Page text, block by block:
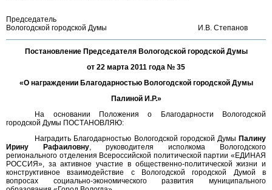
Председатель
Вологодской городской Думы
И.В. Степанов
Постановление Председателя Вологодской городской Думы
от 22 марта 2011 года № 35
«О награждении Благодарностью Вологодской городской Думы
Палиной И.Р.»
На основании Положения о Благодарности Вологодской
городской Думы ПОСТАНОВЛЯЮ:
Наградить Благодарностью Вологодской городской Думы Палину
Ирину Рафаиловну, руководителя исполкома Вологодского
регионального отделения Всероссийской политической партии «ЕДИНАЯ
РОССИЯ», за активное участие в общественно-политической жизни и
конструктивное взаимодействие с Вологодской городской Думой в
вопросах социально-экономического развития муниципального